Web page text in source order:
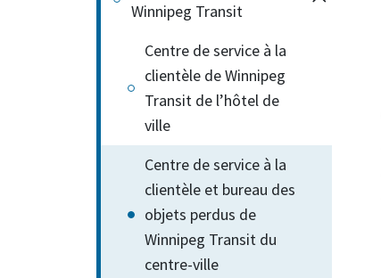
Winnipeg Transit
Centre de service à la
clientèle de Winnipeg
Transit de l’hôtel de
ville
Centre de service à la
clientèle et bureau des
objets perdus de
Winnipeg Transit du
centre-ville